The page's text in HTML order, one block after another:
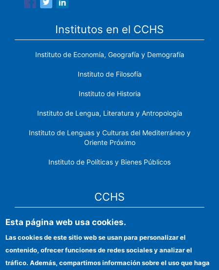
Institutos en el CCHS
Instituto de Economía, Geografía y Demografía
Instituto de Filosofía
Instituto de Historia
Instituto de Lengua, Literatura y Antropología
Instituto de Lenguas y Culturas del Mediterráneo y
Oriente Próximo
Instituto de Políticas y Bienes Públicos
CCHS
Sede electrónica CSIC
Identidad institucional
Información para proveedores
Esta página web usa cookies.
Las cookies de este sitio web se usan para personalizar el
contenido, ofrecer funciones de redes sociales y analizar el
tráfico. Además, compartimos información sobre el uso que haga